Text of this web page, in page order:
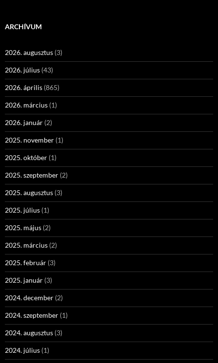
ARCHÍVUM
2026. augusztus (3)
2026. július (43)
2026. április (865)
2026. március (1)
2026. január (2)
2025. november (1)
2025. október (1)
2025. szeptember (2)
2025. augusztus (3)
2025. július (1)
2025. május (2)
2025. március (2)
2025. február (3)
2025. január (3)
2024. december (2)
2024. szeptember (1)
2024. augusztus (3)
2024. július (1)